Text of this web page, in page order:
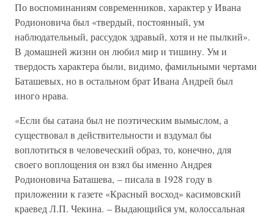
По воспоминаниям современников, характер у Ивана
Родионовича был «твердый, постоянный, ум
наблюдательный, рассудок здравый, хотя и не пылкий».
В домашней жизни он любил мир и тишину. Ум и
твердость характера были, видимо, фамильными чертами
Баташевых, но в остальном брат Ивана Андрей был
иного нрава.
«Если бы сатана был не поэтическим вымыслом, а
существовал в действительности и вздумал бы
воплотиться в человеческий образ, то, конечно, для
своего воплощения он взял бы именно Андрея
Родионовича Баташева, – писала в 1928 году в
приложении к газете «Красный восход» касимовский
краевед Л.П. Чекина. – Выдающийся ум, колоссальная